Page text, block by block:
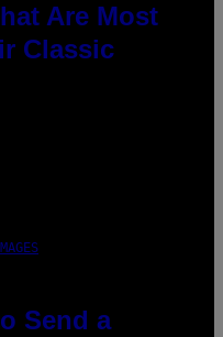
Are Most
Classic
Send a